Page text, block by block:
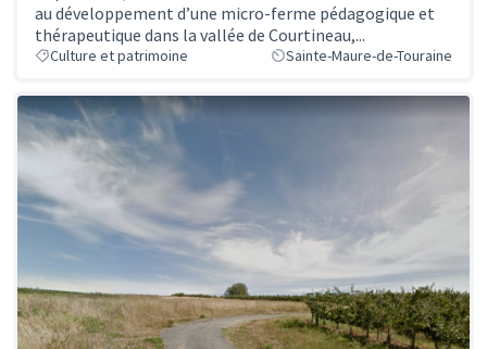
au développement d’une micro-ferme pédagogique et
thérapeutique dans la vallée de Courtineau,...
Culture et patrimoine Sainte-Maure-de-Touraine